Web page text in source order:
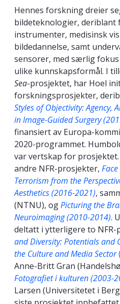
Hennes forskning dreier
bildeteknologier, deriblant
instrumenter, medisinsk
bildedannelse, samt
sensorer, med særlig
ulike kunnskapsformål. I
Sea-prosjektet, har Hoel
forskningsprosjekter,
Styles of Objectivity: Agency,
in Image-Guided Surgery
finansiert av Europa-
2020-programmet.
var vertskap for
andre NFR-prosjekter,
Terrorism from the
Aesthetics (2016-2021),
(NTNU), ogPicturing the
Neuroimaging (2010-2014).
deltatt i ytterligere to NFR-
and Diversity: Potentials and
the Culture and Media Sector
Anne-Britt Gran
Fotografiet i kulturen (2003-
Larsen (Universitetet i